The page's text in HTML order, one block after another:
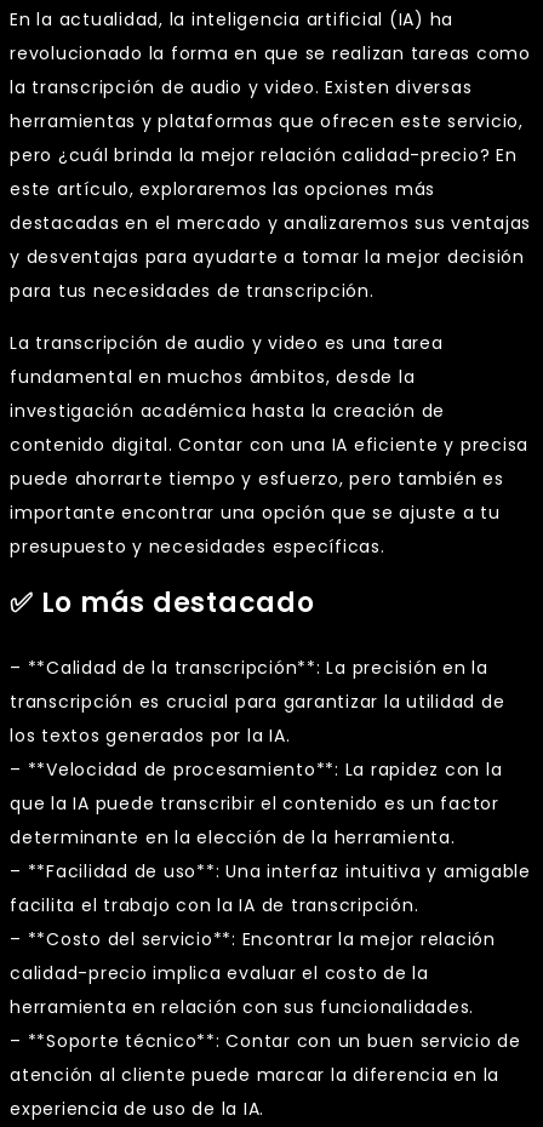
En la actualidad, la inteligencia artificial (IA) ha
revolucionado la forma en que se realizan tareas como
la transcripción de audio y video. Existen diversas
herramientas y plataformas que ofrecen este servicio,
pero ¿cuál brinda la mejor relación calidad-precio? En
este artículo, exploraremos las opciones más
destacadas en el mercado y analizaremos sus ventajas
y desventajas para ayudarte a tomar la mejor decisión
para tus necesidades de transcripción.
La transcripción de audio y video es una tarea
fundamental en muchos ámbitos, desde la
investigación académica hasta la creación de
contenido digital. Contar con una IA eficiente y precisa
puede ahorrarte tiempo y esfuerzo, pero también es
importante encontrar una opción que se ajuste a tu
presupuesto y necesidades específicas.
✅ Lo más destacado
– **Calidad de la transcripción**: La precisión en la
transcripción es crucial para garantizar la utilidad de
los textos generados por la IA.
– **Velocidad de procesamiento**: La rapidez con la
que la IA puede transcribir el contenido es un factor
determinante en la elección de la herramienta.
– **Facilidad de uso**: Una interfaz intuitiva y amigable
facilita el trabajo con la IA de transcripción.
– **Costo del servicio**: Encontrar la mejor relación
calidad-precio implica evaluar el costo de la
herramienta en relación con sus funcionalidades.
– **Soporte técnico**: Contar con un buen servicio de
atención al cliente puede marcar la diferencia en la
experiencia de uso de la IA.